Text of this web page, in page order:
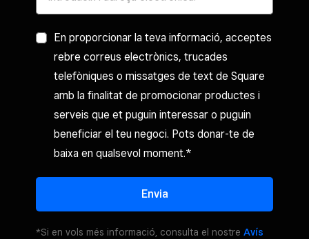
En proporcionar la teva informació, acceptes
rebre correus electrònics, trucades
telefòniques o missatges de text de Square
amb la finalitat de promocionar productes i
serveis que et puguin interessar o puguin
beneficiar el teu negoci. Pots donar-te de
baixa en qualsevol moment.*
Envia
*Si en vols més informació, consulta el nostre Avís